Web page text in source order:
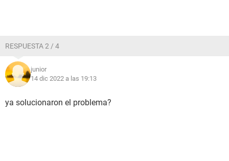
RESPUESTA 2 / 4
junior
14 dic 2022 a las 19:13
ya solucionaron el problema?